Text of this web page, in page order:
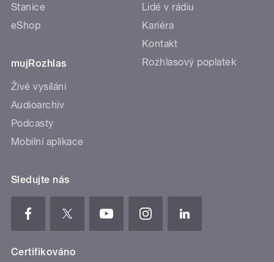
Stanice
eShop
mujRozhlas
Živé vysílání
Audioarchiv
Podcasty
Mobilní aplikace
Lidé v rádiu
Kariéra
Kontakt
Rozhlasový poplatek
Sledujte nás
Certifikováno